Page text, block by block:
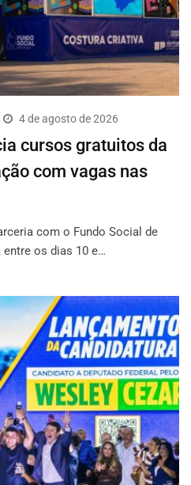
4 de agosto de 2026
cursos gratuitos da
com vagas nas
com o Fundo Social de
entre os dias 10 e…